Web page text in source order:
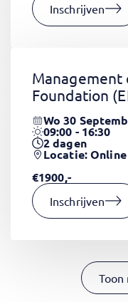
Inschrijven
Foundation
Wo 30
09:00 - 16:30
2dagen
Locatie: Online
€1900,-
Inschrijven
Toon